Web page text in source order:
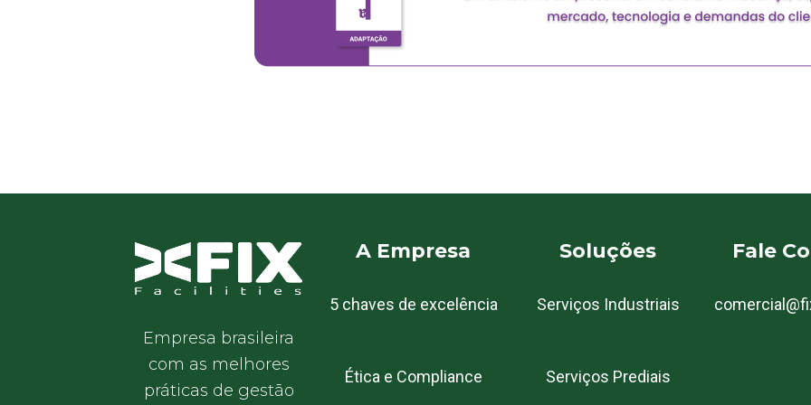
Empresa brasileira
com as melhores
práticas de gestão
A Empresa
5 chaves de excelência
Ética e Compliance
Soluções
Serviços Industriais
Serviços Prediais
Fale